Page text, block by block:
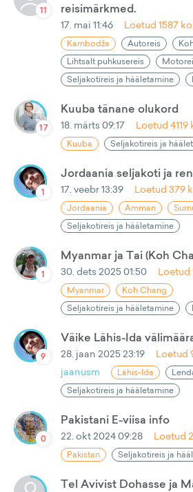
11
reisimärkmed.
17. mai 11:46 Loetud 1587
Kambodža Autoreis
Lihtsalt puhkusereis
Seljakotireis ja hääletamine
17
Kuuba tänane olukord
18. märts 09:17 Loetud 4119
Kuuba Seljakotireis ja
1
Jordaania seljakoti ja
17. veebr 13:39 Loetud 379
Jordaania Amman
Seljakotireis ja hääletamine
1
Myanmar ja Tai (Koh
30. dets 2025 01:50 Loetud
Myanmar
Koh Chang
Seljakotireis ja hääletamine
9
Väike Lähis-Ida
28. jaan 2025 23:19 Loetud
jaanusm
Lähis-Ida
Seljakotireis ja hääletamine
0
Pakistani E-viisa info
22. okt 2024 09:28 Loetud
Pakistan Seljakotireis ja
Tel Avivist Dohasse ja